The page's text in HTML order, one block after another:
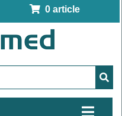
0 article